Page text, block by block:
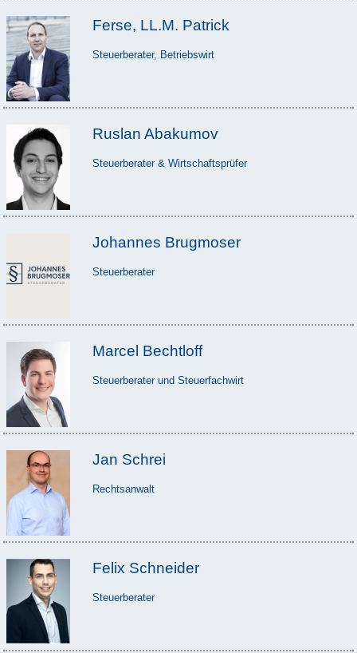
Ferse, LL.M. Patrick
Steuerberater, Betriebswirt
Ruslan Abakumov
Steuerberater & Wirtschaftsprüfer
Johannes Brugmoser
Steuerberater
Marcel Bechtloff
Steuerberater und Steuerfachwirt
Jan Schrei
Rechtsanwalt
Felix Schneider
Steuerberater